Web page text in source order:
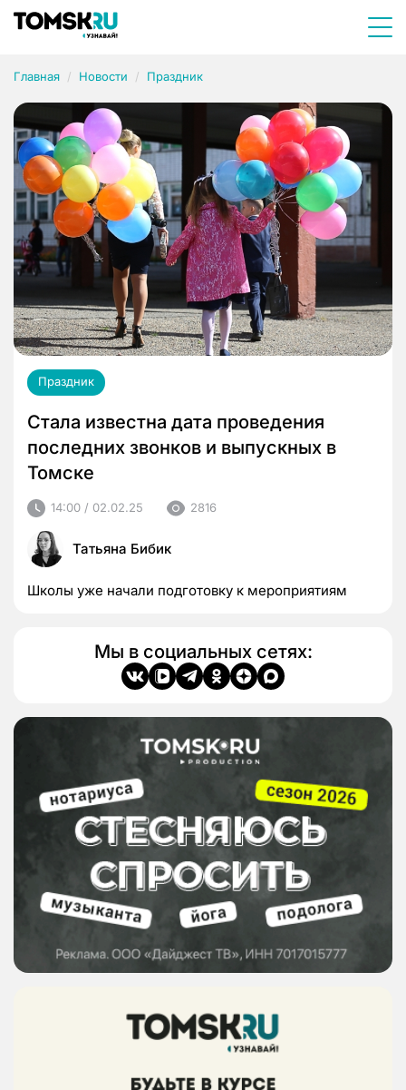
Главная Новости Праздник
Праздник
Стала известна дата проведения
последних звонков и выпускных в
Томске
14:00 / 02.02.25 2816
Татьяна Бибик
Школы уже начали подготовку к мероприятиям
Мы в социальных сетях: